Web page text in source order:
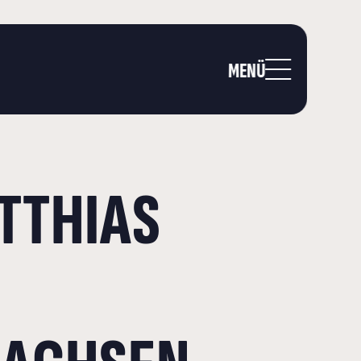
MENÜ